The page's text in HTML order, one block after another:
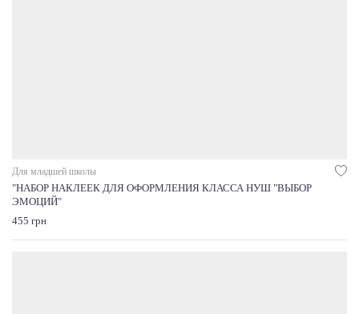
Для младшей школы
"НАБОР НАКЛЕЕК ДЛЯ ОФОРМЛЕНИЯ КЛАССА НУШ "ВЫБОР
ЭМОЦИЙ"
455 грн